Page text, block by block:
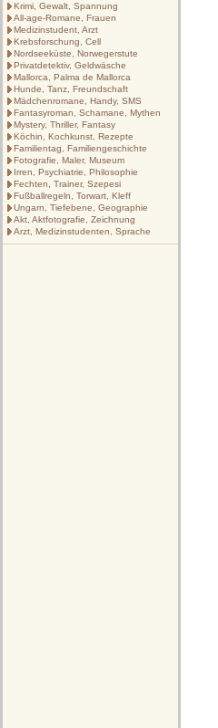
Krimi, Gewalt, Spannung
All-age-Romane, Frauen
Medizinstudent, Arzt
Krebsforschung, Cell
Nordseeküste, Norwegerstute
Privatdetektiv, Geldwäsche
Mallorca, Palma de Mallorca
Hunde, Tanz, Freundschaft
Mädchenromane, Handy, SMS
Fantasyroman, Schamane, Mythen
Mystery, Thriller, Fantasy
Köchin, Kochkunst, Rezepte
Familientag, Familiengeschichte
Fotografie, Maler, Museum
Irren, Psychiatrie, Philosophie
Fechten, Trainer, Szepesi
Fußballregeln, Torwart, Kleff
Ungarn, Tiefebene, Geographie
Akt, Aktfotografie, Zeichnung
Arzt, Medizinstudenten, Sprache